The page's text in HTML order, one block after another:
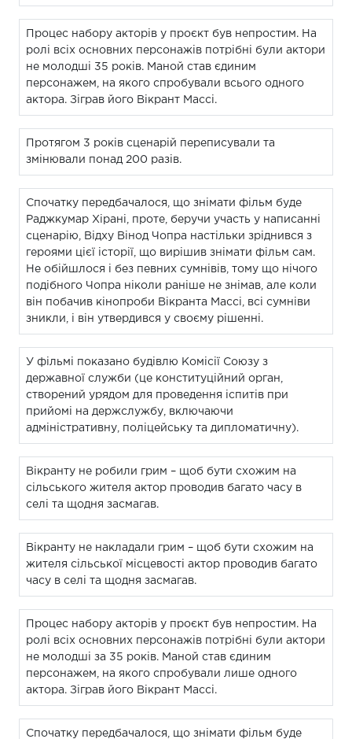
Процес набору акторів у проєкт був непростим. На
ролі всіх основних персонажів потрібні були актори
не молодші 35 років. Маной став єдиним
персонажем, на якого спробували всього одного
актора. Зіграв його Вікрант Массі.
Протягом 3 років сценарій переписували та
змінювали понад 200 разів.
Спочатку передбачалося, що знімати фільм буде
Раджкумар Хірані, проте, беручи участь у написанні
сценарію, Відху Вінод Чопра настільки зріднився з
героями цієї історії, що вирішив знімати фільм сам.
Не обійшлося і без певних сумнівів, тому що нічого
подібного Чопра ніколи раніше не знімав, але коли
він побачив кінопроби Вікранта Массі, всі сумніви
зникли, і він утвердився у своєму рішенні.
У фільмі показано будівлю Комісії Союзу з
державної служби (це конституційний орган,
створений урядом для проведення іспитів при
прийомі на держслужбу, включаючи
адміністративну, поліцейську та дипломатичну).
Вікранту не робили грим – щоб бути схожим на
сільського жителя актор проводив багато часу в
селі та щодня засмагав.
Вікранту не накладали грим – щоб бути схожим на
жителя сільської місцевості актор проводив багато
часу в селі та щодня засмагав.
Процес набору акторів у проєкт був непростим. На
ролі всіх основних персонажів потрібні були актори
не молодші за 35 років. Маной став єдиним
персонажем, на якого спробували лише одного
актора. Зіграв його Вікрант Массі.
Спочатку передбачалося, що знімати фільм буде